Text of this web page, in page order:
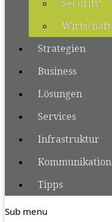
Security
Wirtschaft
Strategien
Business
Lösungen
Services
Infrastruktur
Kommunikation
Tipps
Sub menu